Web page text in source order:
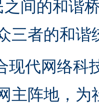
间的和谐
三者的和谐
现代网络科
主阵地，